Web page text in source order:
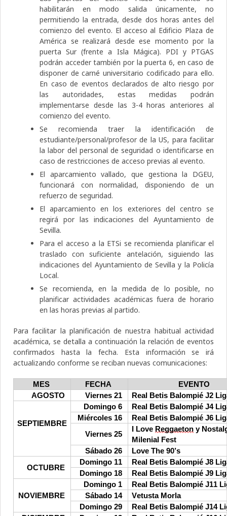
habilitarán en modo salida únicamente, no
permitiendo la entrada, desde dos horas antes del
comienzo del evento. El acceso al Edificio Plaza de
América se realizará desde ese momento por la
puerta Sur (frente a Isla Mágica). PDI y PTGAS
podrán acceder también por la puerta 6, en caso de
disponer de carné universitario codificado para ello.
En caso de eventos declarados de alto riesgo por
las autoridades, estas medidas podrán
implementarse desde las 3-4 horas anteriores al
comienzo del evento.
Se recomienda traer la identificación de
estudiante/personal/profesor de la US, para facilitar
la labor del personal de seguridad o identificarse en
caso de restricciones de acceso previas al evento.
El aparcamiento vallado, que gestiona la DGEU,
funcionará con normalidad, disponiendo de un
refuerzo de seguridad.
El aparcamiento en los exteriores del centro se
regirá por las indicaciones del Ayuntamiento de
Sevilla.
Para el acceso a la ETSi se recomienda planificar el
traslado con suficiente antelación, siguiendo las
indicaciones del Ayuntamiento de Sevilla y la Policía
Local.
Se recomienda, en la medida de lo posible, no
planificar actividades académicas fuera de horario
en las horas previas al partido.
Para facilitar la planificación de nuestra habitual actividad
académica, se detalla a continuación la relación de eventos
confirmados hasta la fecha. Esta información se irá
actualizando conforme se reciban nuevas comunicaciones:
MES FECHA
EVENTO
AGOSTO
Viernes 21 Real Betis Balompié J2
SEPTIEMBRE
Domingo 6
Real Betis Balompié J4
Miércoles 16
Real Betis Balompié J6
Viernes 25
I Love Reggaeton y
Milenial Fest
Sábado 26
Love The 90’s
OCTUBRE
Domingo 11
Real Betis Balompié J8
Domingo 18
Real Betis Balompié J9
NOVIEMBRE
Domingo 1
Real Betis Balompié J11
Sábado 14
Vetusta Morla
Domingo 29
Real Betis Balompié J14